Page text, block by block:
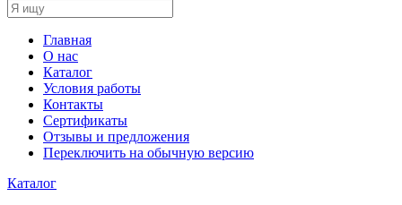
Главная
О нас
Каталог
Условия работы
Контакты
Сертификаты
Отзывы и предложения
Переключить на обычную версию
Каталог